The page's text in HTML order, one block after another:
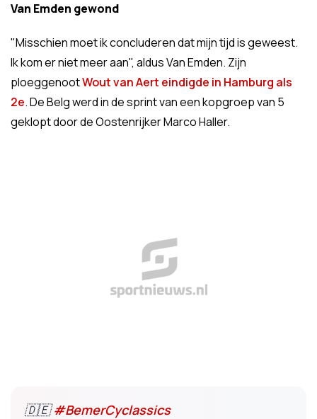
Van Emden gewond
"Misschien moet ik concluderen dat mijn tijd is geweest.
Ik kom er niet meer aan", aldus Van Emden. Zijn
ploeggenootWout van Aert eindigde in Hamburg als
2e. De Belg werd in de sprint van een kopgroep van 5
geklopt door de Oostenrijker Marco Haller.
🇩🇪#BemerCyclassics